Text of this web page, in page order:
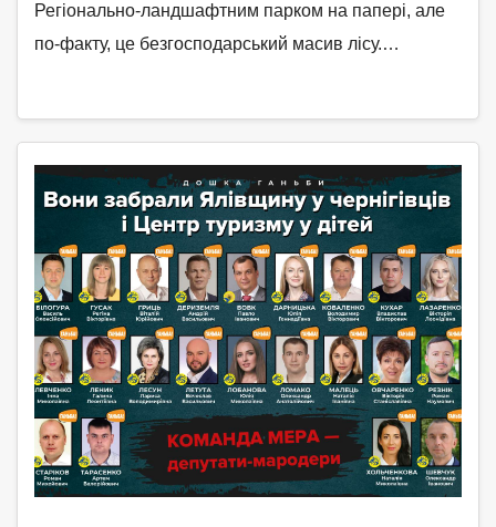
Регіонально-ландшафтним парком на папері, але
по-факту, це безгосподарський масив лісу.…